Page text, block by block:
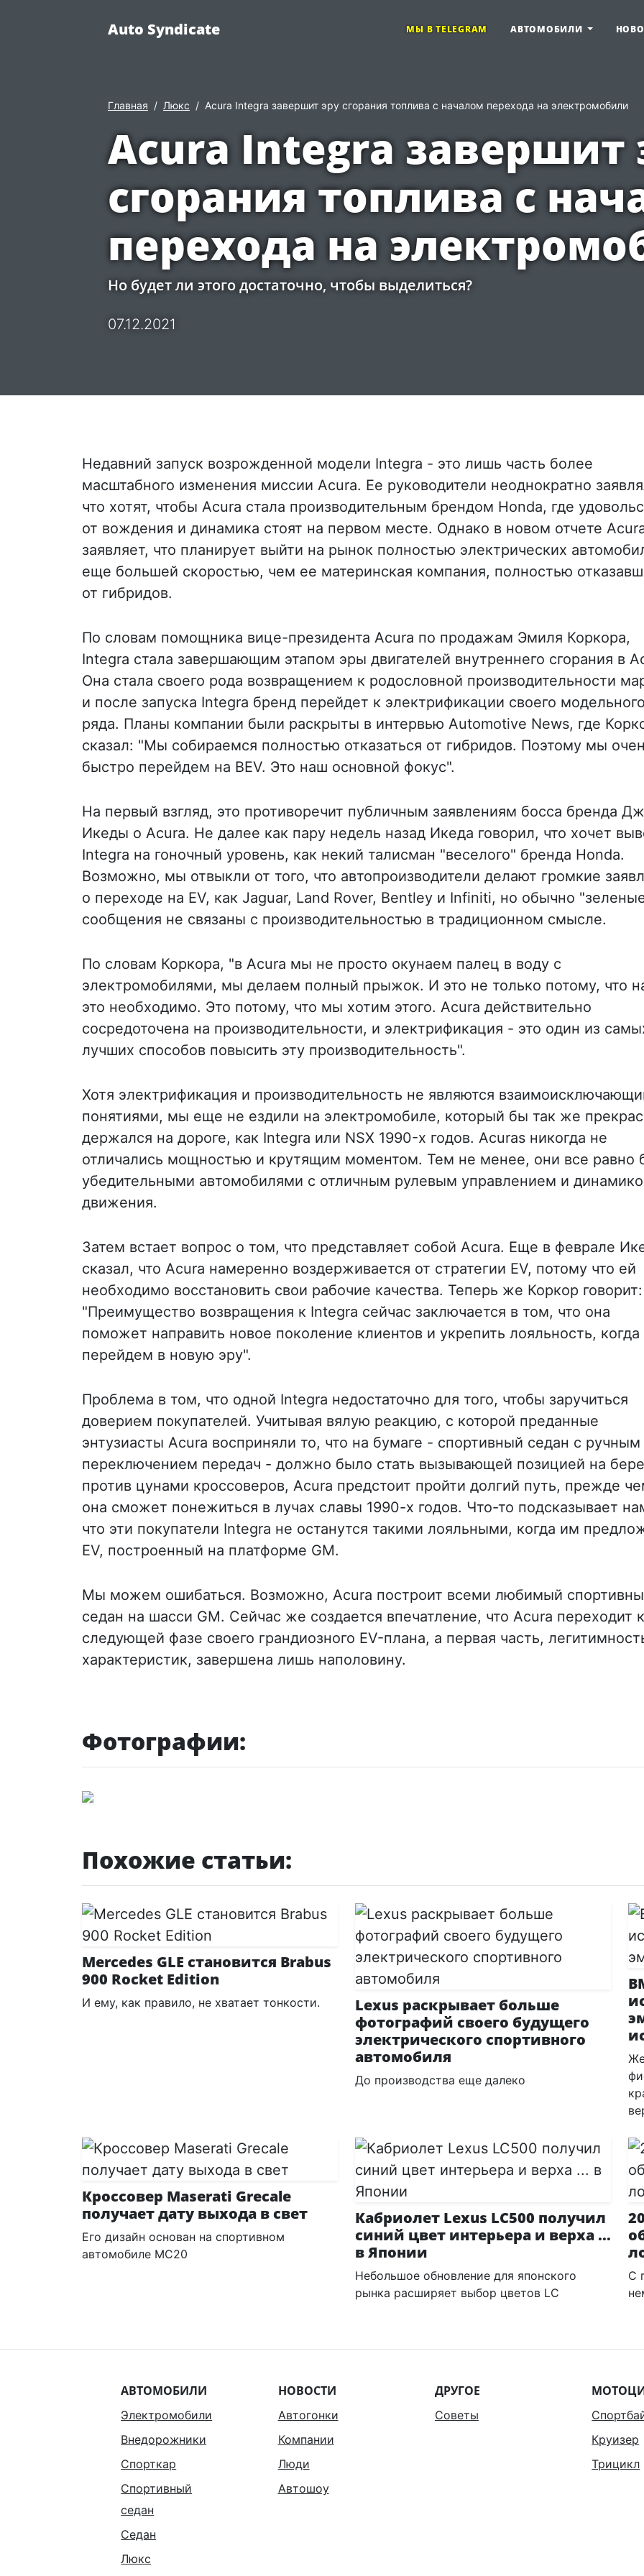
Auto Syndicate МЫ В TELEGRAM АВТОМОБИЛИ
Главная Люкс Acura Integra завершит эру сгорания топлива с началом перехода на электромобили
Acura Integra завершит
сгорания топлива с
перехода на
Но будет ли этого достаточно, чтобы выделиться?
07.12.2021
Недавний запуск возрожденной модели Integra - это лишь часть более
масштабного изменения миссии Acura. Ее руководители неоднократно
что хотят, чтобы Acura стала производительным брендом Honda, где
от вождения и динамика стоят на первом месте. Однако в новом отчете
заявляет, что планирует выйти на рынок полностью электрических
еще большей скоростью, чем ее материнская компания, полностью
от гибридов.
По словам помощника вице-президента Acura по продажам Эмиля Коркора,
Integra стала завершающим этапом эры двигателей внутреннего сгорания в
Она стала своего рода возвращением к родословной производительности
и после запуска Integra бренд перейдет к электрификации своего
ряда. Планы компании были раскрыты в интервью Automotive News, где
сказал: "Мы собираемся полностью отказаться от гибридов. Поэтому мы
быстро перейдем на BEV. Это наш основной фокус".
На первый взгляд, это противоречит публичным заявлениям босса бренда
Икеды о Acura. Не далее как пару недель назад Икеда говорил, что хочет
Integra на гоночный уровень, как некий талисман "веселого" бренда Honda.
Возможно, мы отвыкли от того, что автопроизводители делают громкие
о переходе на EV, как Jaguar, Land Rover, Bentley и Infiniti, но обычно
сообщения не связаны с производительностью в традиционном смысле.
По словам Коркора, "в Acura мы не просто окунаем палец в воду с
электромобилями, мы делаем полный прыжок. И это не только потому, что
это необходимо. Это потому, что мы хотим этого. Acura действительно
сосредоточена на производительности, и электрификация - это один из
лучших способов повысить эту производительность".
Хотя электрификация и производительность не являются
понятиями, мы еще не ездили на электромобиле, который бы так же
держался на дороге, как Integra или NSX 1990-х годов. Acuras никогда не
отличались мощностью и крутящим моментом. Тем не менее, они все равно
убедительными автомобилями с отличным рулевым управлением и
движения.
Затем встает вопрос о том, что представляет собой Acura. Еще в феврале
сказал, что Acura намеренно воздерживается от стратегии EV, потому что ей
необходимо восстановить свои рабочие качества. Теперь же Коркор говорит:
"Преимущество возвращения к Integra сейчас заключается в том, что она
поможет направить новое поколение клиентов и укрепить лояльность,
перейдем в новую эру".
Проблема в том, что одной Integra недостаточно для того, чтобы заручиться
доверием покупателей. Учитывая вялую реакцию, с которой преданные
энтузиасты Acura восприняли то, что на бумаге - спортивный седан с ручным
переключением передач - должно было стать вызывающей позицией на
против цунами кроссоверов, Acura предстоит пройти долгий путь, прежде
она сможет понежиться в лучах славы 1990-х годов. Что-то подсказывает
что эти покупатели Integra не останутся такими лояльными, когда им
EV, построенный на платформе GM.
Мы можем ошибаться. Возможно, Acura построит всеми любимый
седан на шасси GM. Сейчас же создается впечатление, что Acura переходит к
следующей фазе своего грандиозного EV-плана, а первая часть,
характеристик, завершена лишь наполовину.
Фотографии:
Похожие статьи:
Mercedes GLE становится Brabus
900 Rocket Edition
И ему, как правило, не хватает тонкости.
Lexus раскрывает больше
фотографий своего будущего
электрического спортивного
автомобиля
До производства еще далеко
Кроссовер Maserati Grecale
получает дату выхода в свет
Его дизайн основан на спортивном
автомобиле MC20
Кабриолет Lexus LC500 получил
синий цвет интерьера и верха ...
в Японии
Небольшое обновление для японского
рынка расширяет выбор цветов LC
С
АВТОМОБИЛИ
Электромобили
Внедорожники
Спорткар
Спортивный
седан
Седан
Люкс
НОВОСТИ
Автогонки
Компании
Люди
Автошоу
ДРУГОЕ
Советы
Круизер
Трицикл